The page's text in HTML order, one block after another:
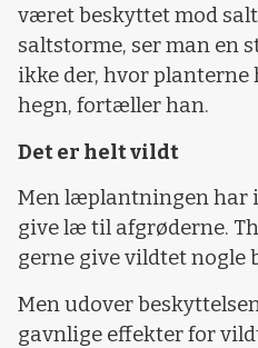
været beskyttet mod
saltstorme, ser man en
ikke der, hvor
hegn, fortæller han.
Det er helt vildt
Men læplantningen har
give læ til afgrøderne.
gerne give vildtet nogle
Men udover
gavnlige effekter for